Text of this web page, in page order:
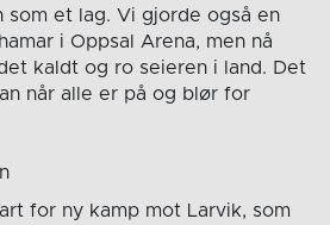
som et lag. Vi gjorde også en
i Oppsal Arena, men nå
kaldt og ro seieren i land. Det
når alle er på og blør for
for ny kamp mot Larvik, som